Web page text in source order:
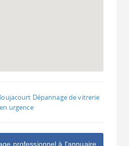
Dépannage de vitrerie
en urgence
professionnel à l'annuaire